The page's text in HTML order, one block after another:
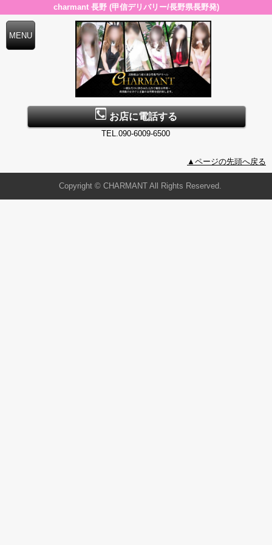
charmant 長野 (甲信デリバリー/長野県長野発)
お店に電話する
TEL.090-6009-6500
▲ページの先頭へ戻る
Copyright © CHARMANT All Rights Reserved.